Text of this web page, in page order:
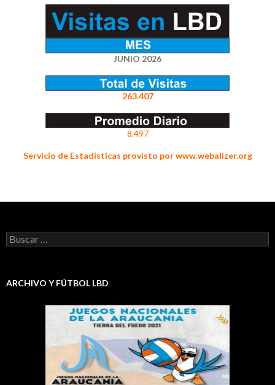
JUNIO 2026
263.407
8.497
Servicio de Estadísticas provisto por www.webalizer.org
Buscar:
ARCHIVO Y FÚTBOL LBD